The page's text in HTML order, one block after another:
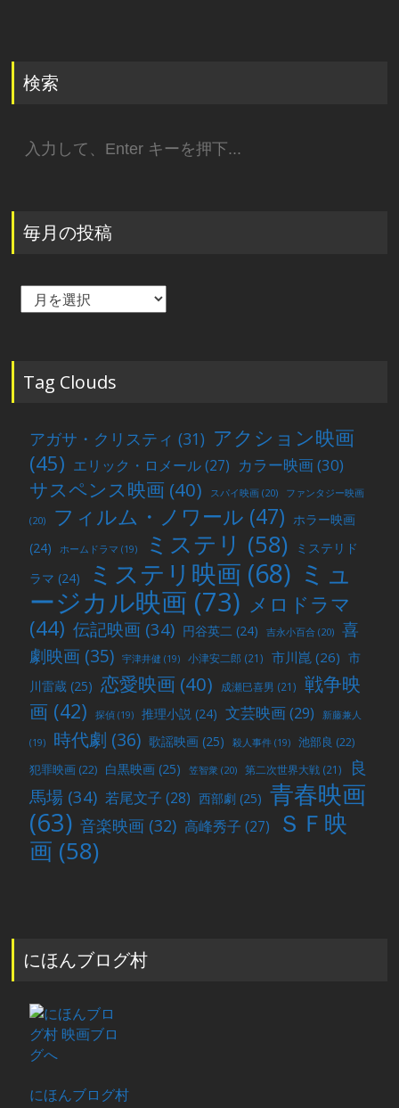
検索
索:
毎月の投稿
毎
稿
Tag Clouds
アガサ・クリスティ (31) アクション映画
(45) エリック・ロメール(27) カラー映画(30)
サスペンス映画 (40) スパイ映画 (20) ファンタジー映画
(20) フィルム・ノワール (47) ホラー映画
(24)
ホームドラマ (19) ミステリ (58)
ミステリド
ラマ (24) ミステリ映画 (68) ミュ
ージカル映画 (73) メロドラマ
(44) 伝記映画 (34) 円谷英二 (24) 吉永小百合 (20)
喜
劇映画 (35) 宇津井健 (19) 小津安二郎 (21) 市川崑 (26) 市
川雷蔵 (25) 恋愛映画 (40) 成瀬巳喜男 (21)
戦争映
画 (42) 探偵 (19) 推理小説 (24) 文芸映画(29) 新藤兼人
(19) 時代劇 (36) 歌謡映画 (25) 殺人事件 (19) 池部良 (22)
犯罪映画 (22) 白黒映画 (25) 笠智衆 (20) 第二次世界大戦 (21)
良
馬場 (34) 若尾文子 (28) 西部劇 (25) 青春映画
(63) 音楽映画 (32) 高峰秀子 (27)
ＳＦ映
画 (58)
にほんブログ村
にほんブログ村